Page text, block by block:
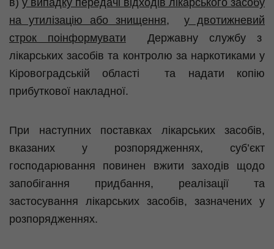
в) у випадку передачі відходів лікарського засобу
на утилізацію або знищення,
у двотижневий
строк поінформувати Державну службу з
лікарських засобів та контролю за наркотиками у
Кіровоградській області та надати копію
прибуткової накладної.
При наступних поставках лікарських засобів,
вказаних у розпорядженнях, суб’єкт
господарювання повинен вжити заходів щодо
запобігання придбання, реалізації та
застосування лікарських засобів, зазначених у
розпорядженнях.